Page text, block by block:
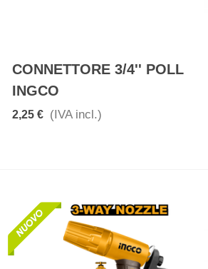
CONNETTORE 3/4'' POLL
INGCO
2,25 € (IVA incl.)